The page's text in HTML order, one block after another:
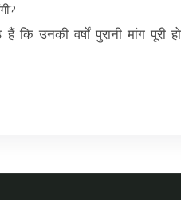
कि उनकी वर्षों पुरानी मांग